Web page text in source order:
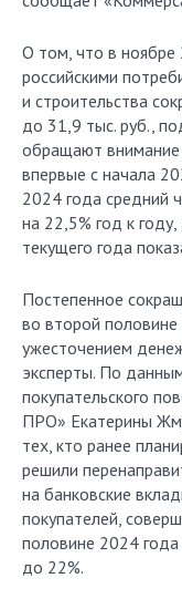
О том, что в ноябре
российскими
и строительства
до 31,9 тыс. руб.,
обращают внимание
впервые с начала
2024 года средний
на 22,5% год к
текущего года
Постепенное
во второй
ужесточением
эксперты. По
покупательского
ПРО» Екатерины
тех, кто ранее
решили
на банковские
покупателей,
половине 2024 года
до 22%.